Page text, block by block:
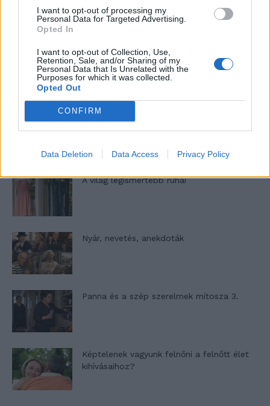
I want to opt-out of processing my
Personal Data for Targeted Advertising.
Opted In
I want to opt-out of Collection, Use,
Retention, Sale, and/or Sharing of my
Personal Data that Is Unrelated with the
Purposes for which it was collected.
Opted Out
CONFIRM
Data Deletion Data Access Privacy Policy
A legidegesítőbb kifejezések laza
gyűjteménye
Elyna Robbs: Adéle és az örökölt árnyak
13. rész
Woody Allen megosztó zsenialitása
A világ legismertebb ruhái
Nyár, nevetés, anekdoták
Panna és a szép szerelmek mítosza 3.
Képtelenek vagyunk felnőni a felnőtt élet
kihívásaihoz?